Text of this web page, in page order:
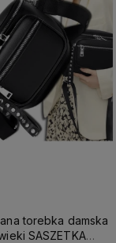
torebka damska
SASZETKA